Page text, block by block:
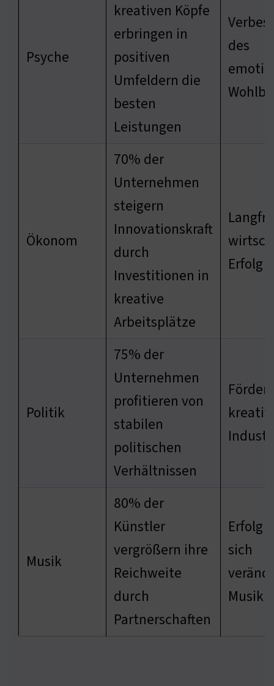
Psyche
kreativen Köpfe
erbringen in
positiven
Umfeldern die
besten
Leistungen
des
Ökonom
70% der
Unternehmen
steigern
Innovationskraft
durch
Investitionen in
kreative
Arbeitsplätze
Erfolg
Politik
75% der
Unternehmen
profitieren von
stabilen
politischen
Verhältnissen
Musik
80% der
Künstler
vergrößern ihre
Reichweite
durch
Partnerschaften
Erfolg
sich